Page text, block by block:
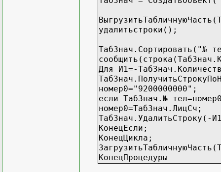
удалитьстроки();
ТабЗнач.Сортировать("№
Для И1=-
номер0="9200000000";
если ТабЗнач.№
номер0=ТабЗнач.ЛицСч;
ТабЗнач.УдалитьСтроку(-
КонецЕсли;
КонецЦикла;
КонецПроцедуры